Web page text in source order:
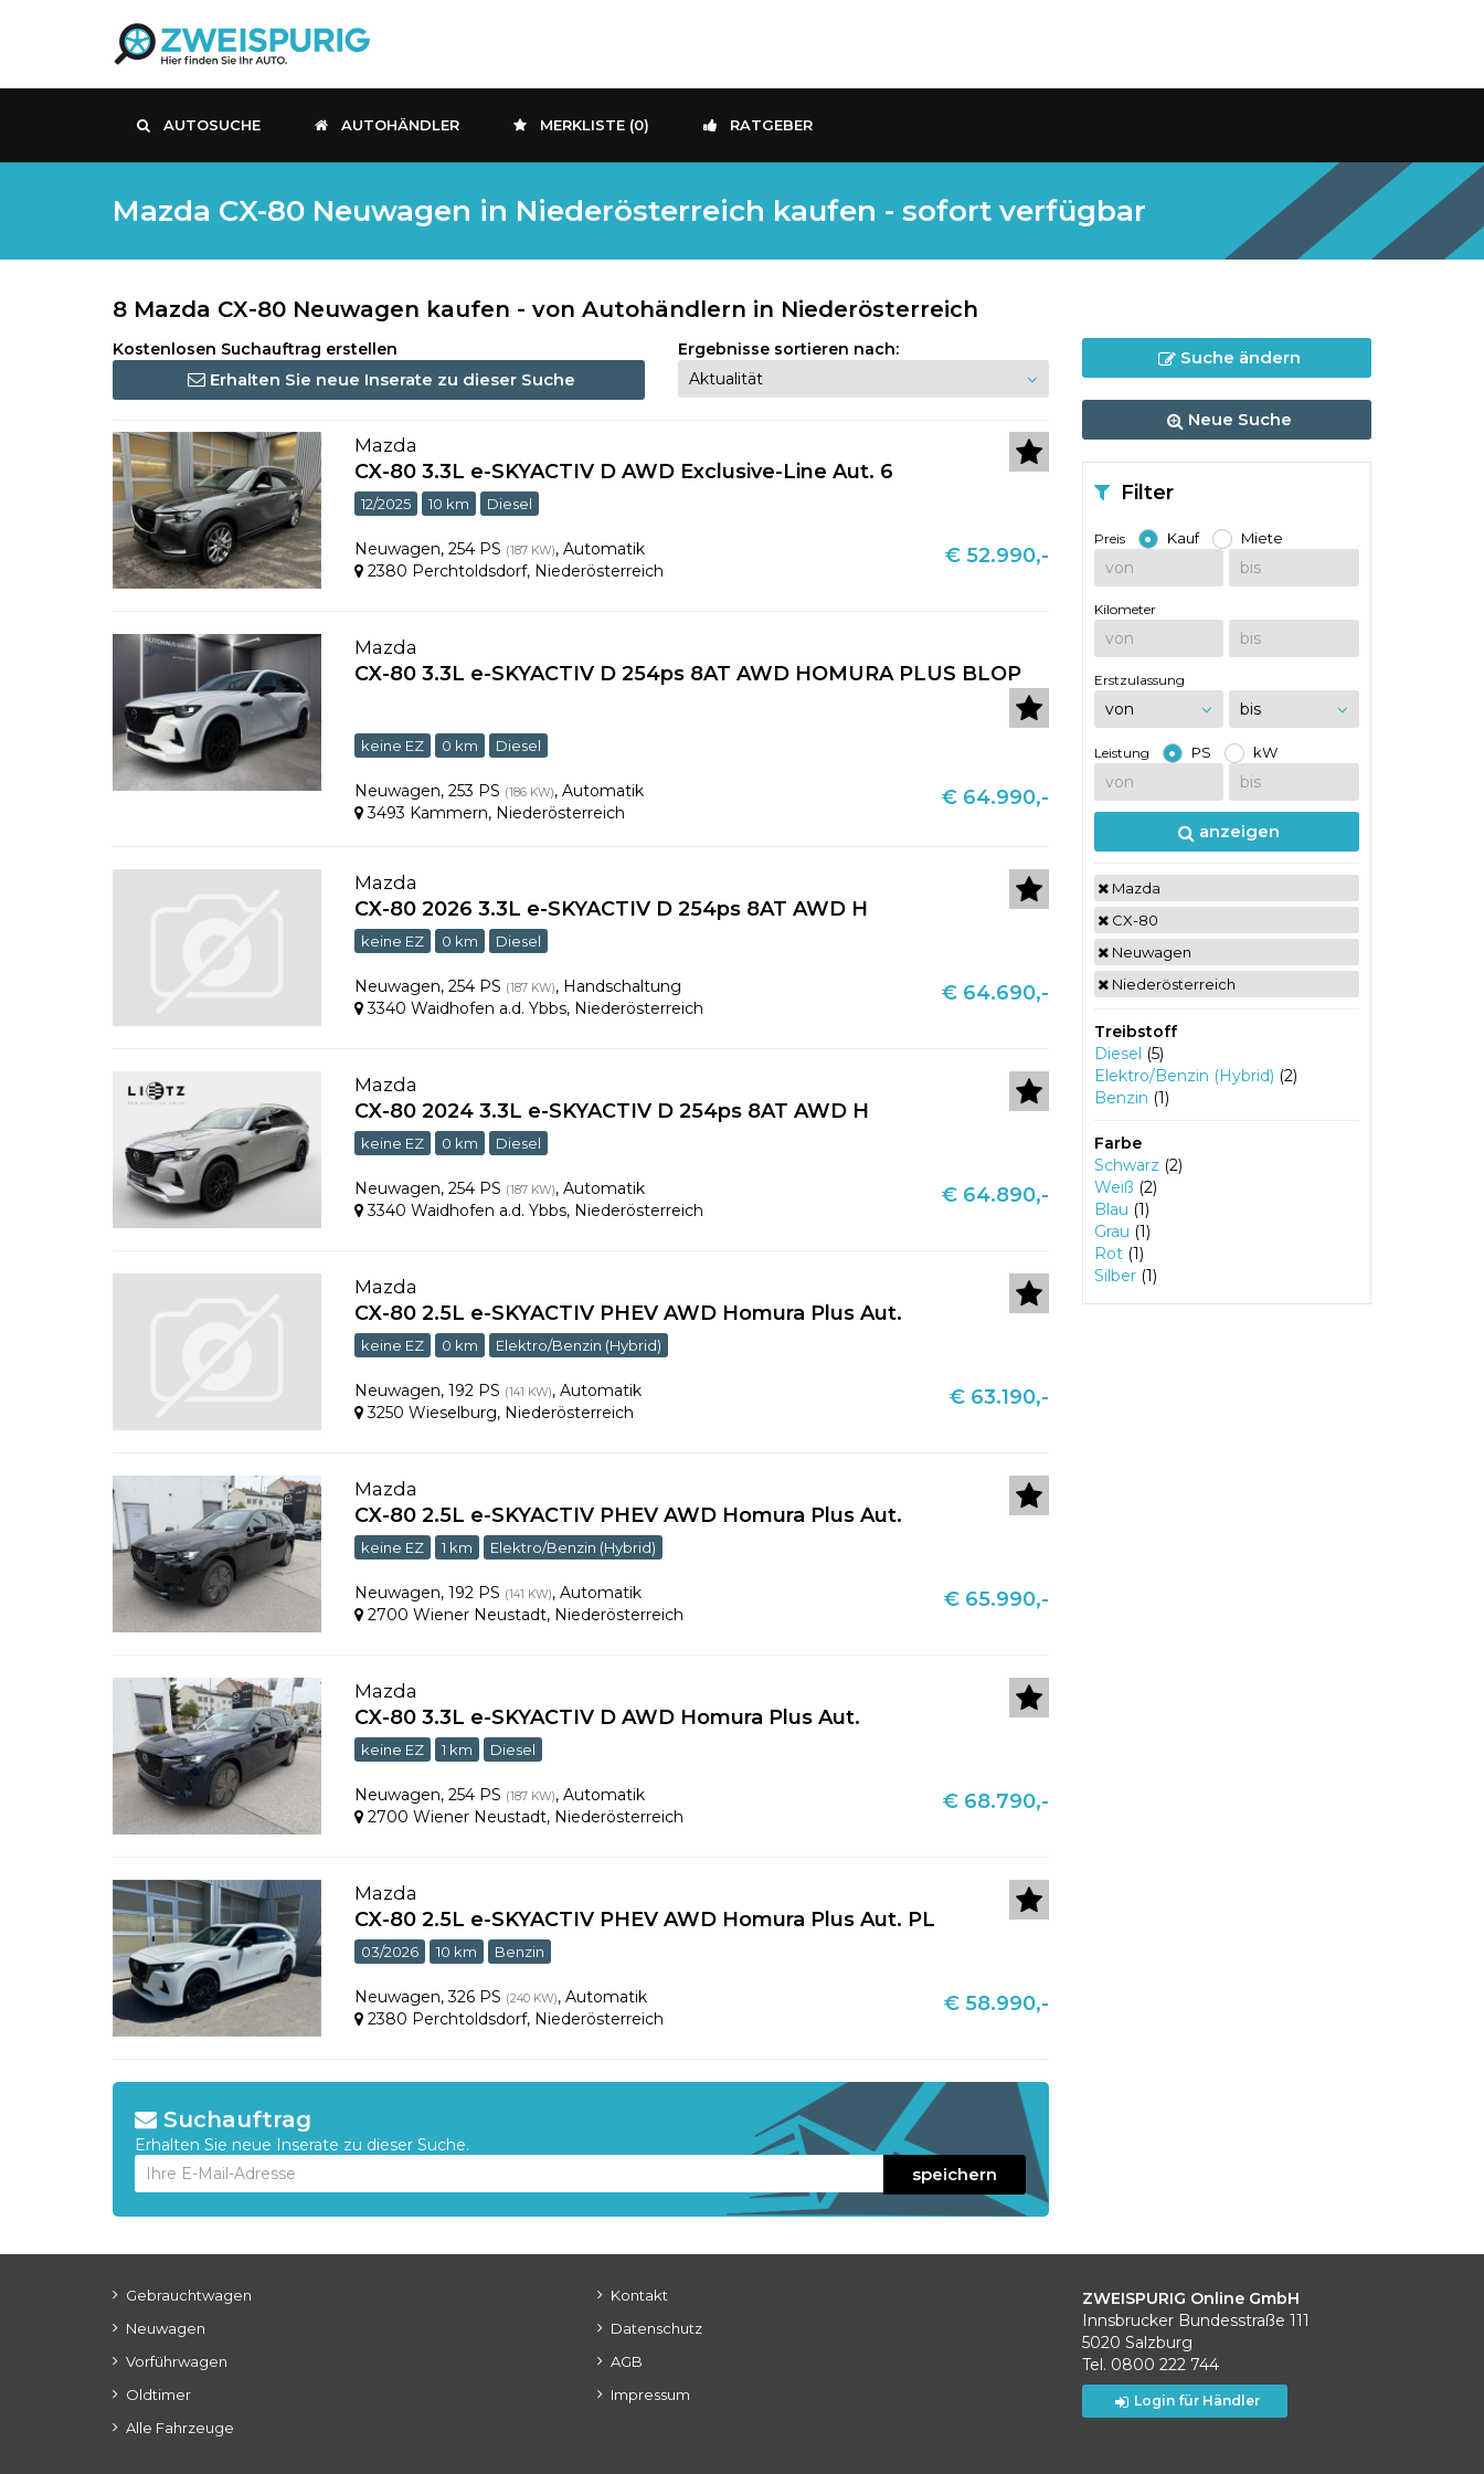
AUTOSUCHE AUTOHÄNDLER MERKLISTE (0) RATGEBER
Mazda CX-80 Neuwagen in Niederösterreich kaufen - sofort verfügbar
8 Mazda CX-80 Neuwagen kaufen - von Autohändlern in Niederösterreich
Suche ändern
Neue Suche
Filter
Preis Kauf Miete
Kilometer
Erstzulassung
Leistung PS kW
anzeigen
Mazda
CX-80
Neuwagen
Niederösterreich
Treibstoff
Diesel (5)
Elektro/Benzin (Hybrid) (2)
Benzin (1)
Farbe
Schwarz (2)
Weiß (2)
Blau (1)
Grau (1)
Rot(1)
Silber(1)
Kostenlosen Suchauftrag erstellen
Erhalten Sie neue Inserate zu dieser Suche
Ergebnisse sortieren nach:
Mazda
CX-80 3.3L e-SKYACTIV D AWD Exclusive-Line Aut. 6
12/2025 10 km Diesel
Neuwagen,254 PS (187 KW),Automatik
2380 Perchtoldsdorf, Niederösterreich
€ 52.990,-
Mazda
CX-80 3.3L e-SKYACTIV D 254ps 8AT AWD HOMURA PLUS BLOP
keine EZ 0 km Diesel
Neuwagen,253 PS (186 KW),Automatik
3493 Kammern, Niederösterreich
€ 64.990,-
Mazda
CX-80 2026 3.3L e-SKYACTIV D 254ps 8AT AWD H
keine EZ 0 km Diesel
Neuwagen,254 PS (187 KW), Handschaltung
3340 Waidhofen a.d. Ybbs, Niederösterreich
€ 64.690,-
Mazda
CX-80 2024 3.3L e-SKYACTIV D 254ps 8AT AWD H
keine EZ 0 km Diesel
Neuwagen,254 PS (187 KW),Automatik
3340 Waidhofen a.d. Ybbs, Niederösterreich
€ 64.890,-
Mazda
CX-80 2.5L e-SKYACTIV PHEV AWD Homura Plus Aut.
keine EZ 0 km Elektro/Benzin (Hybrid)
Neuwagen,192 PS (141 KW),Automatik
3250 Wieselburg, Niederösterreich
€ 63.190,-
Mazda
CX-80 2.5L e-SKYACTIV PHEV AWD Homura Plus Aut.
keine EZ 1 km Elektro/Benzin (Hybrid)
Neuwagen,192 PS (141 KW),Automatik
2700 Wiener Neustadt, Niederösterreich
€ 65.990,-
Mazda
CX-80 3.3L e-SKYACTIV D AWD Homura Plus Aut.
keine EZ 1 km Diesel
Neuwagen,254 PS (187 KW),Automatik
2700 Wiener Neustadt, Niederösterreich
€ 68.790,-
Mazda
CX-80 2.5L e-SKYACTIV PHEV AWD Homura Plus Aut. PL
03/2026 10 km Benzin
Neuwagen,326 PS (240 KW),Automatik
2380 Perchtoldsdorf, Niederösterreich
€ 58.990,-
Suchauftrag
Erhalten Sie neue Inserate zu dieser Suche.
speichern
Gebrauchtwagen
Neuwagen
Vorführwagen
Oldtimer
Alle Fahrzeuge
Kontakt
Datenschutz
AGB
Impressum
ZWEISPURIG Online GmbH
Innsbrucker Bundesstraße 111
5020 Salzburg
Tel. 0800 222 744
Login für Händler